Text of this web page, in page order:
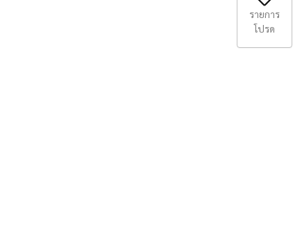
รายการ
โปรด